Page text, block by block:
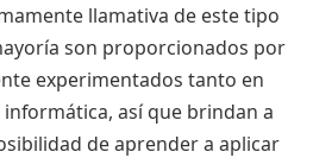
llamativa de este tipo
son proporcionados por
experimentados tanto en
así que brindan a
de aprender a aplicar